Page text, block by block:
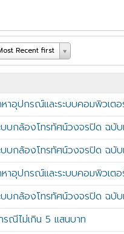
Recent first
อุปกรณ์และระบบคอมพิวเต
บกล้องโทรทัศน์วงจรปิด ฉบั
บกล้องโทรทัศน์วงจรปิด ฉบั
าอุปกรณ์และระบบคอมพิวเต
บกล้องโทรทัศน์วงจรปิด ฉบั
ณีไม่เกิน 5 แสนบาท